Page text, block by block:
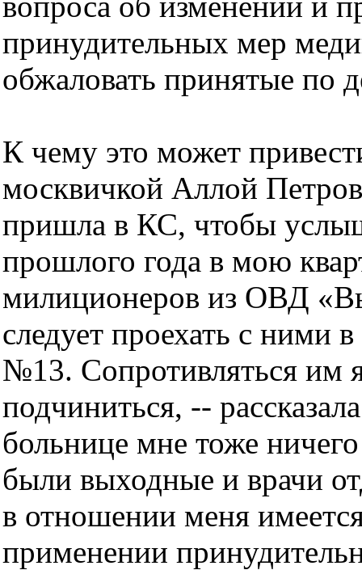
принудительных мер
обжаловать принятые по
К чему это может
москвичкой Аллой
пришла в КС, чтобы
прошлого года в мою
милиционеров из ОВД
следует проехать с ними
№13. Сопротивляться им
подчиниться, --
больнице мне тоже
были выходные и врачи
в отношении меня
применении